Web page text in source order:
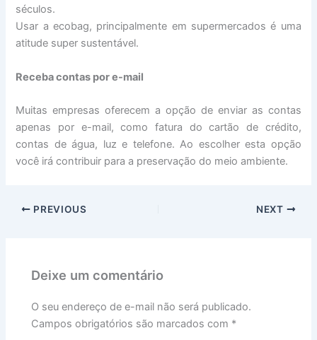
séculos.
Usar a ecobag, principalmente em supermercados é uma
atitude super sustentável.
Receba contas por e-mail
Muitas empresas oferecem a opção de enviar as contas
apenas por e-mail, como fatura do cartão de crédito,
contas de água, luz e telefone. Ao escolher esta opção
você irá contribuir para a preservação do meio ambiente.
PREVIOUS NEXT
Deixe um comentário
O seu endereço de e-mail não será publicado.
Campos obrigatórios são marcados com *